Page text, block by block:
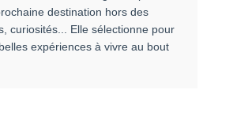
destination hors des
curiosités... Elle sélectionne pour
expériences à vivre au bout